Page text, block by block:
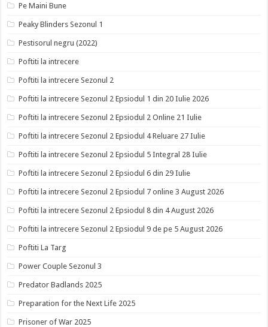
Pe Maini Bune
Peaky Blinders Sezonul 1
Pestisorul negru (2022)
Poftiti la intrecere
Poftiti la intrecere Sezonul 2
Poftiti la intrecere Sezonul 2 Epsiodul 1 din 20 Iulie 2026
Poftiti la intrecere Sezonul 2 Epsiodul 2 Online 21 Iulie
Poftiti la intrecere Sezonul 2 Epsiodul 4 Reluare 27 Iulie
Poftiti la intrecere Sezonul 2 Epsiodul 5 Integral 28 Iulie
Poftiti la intrecere Sezonul 2 Epsiodul 6 din 29 Iulie
Poftiti la intrecere Sezonul 2 Epsiodul 7 online 3 August 2026
Poftiti la intrecere Sezonul 2 Epsiodul 8 din 4 August 2026
Poftiti la intrecere Sezonul 2 Epsiodul 9 de pe 5 August 2026
Poftiti La Targ
Power Couple Sezonul 3
Predator Badlands 2025
Preparation for the Next Life 2025
Prisoner of War 2025